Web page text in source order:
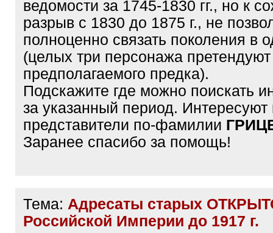
ведомости за 1745-1830 гг., но к
разрыв с 1830 до 1875 г., не
полноценно связать поколения в
(целых три персонажа
предполагаемого предка).
Подскажите где можно поискать
за указанный период. Интересуют
представители по-фамилии
Заранее спасибо за помощь!
Тема: Адресаты старых
Российской Империи до 1917 г.